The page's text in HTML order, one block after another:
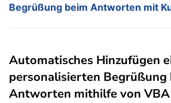
Begrüßung beim Antworten mit
Automatisches Hinzufügen
personalisierten Begrüßung
Antworten mithilfe von VBA